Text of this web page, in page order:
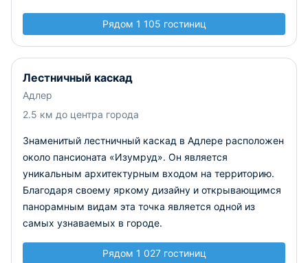
Рядом 1 105 гостиниц
Лестничный каскад
Адлер
2.5 км до центра города
Знаменитый лестничный каскад в Адлере расположен
около пансионата «Изумруд». Он является
уникальным архитектурным входом на территорию.
Благодаря своему яркому дизайну и открывающимся
панорамным видам эта точка является одной из
самых узнаваемых в городе.
Рядом 1 027 гостиниц